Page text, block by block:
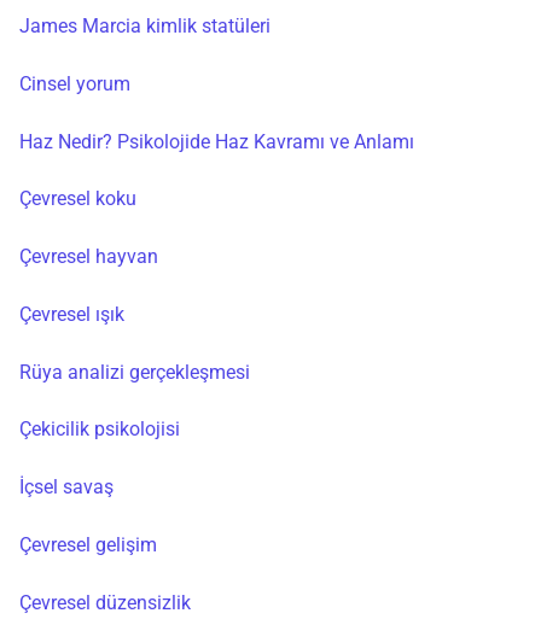
James Marcia kimlik statüleri
Cinsel yorum
Haz Nedir? Psikolojide Haz Kavramı ve Anlamı
Çevresel koku
Çevresel hayvan
Çevresel ışık
Rüya analizi gerçekleşmesi
Çekicilik psikolojisi
İçsel savaş
Çevresel gelişim
Çevresel düzensizlik